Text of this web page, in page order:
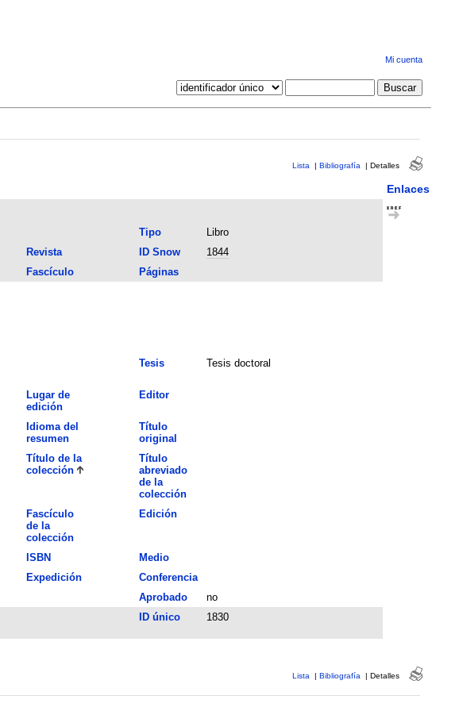
Mi cuenta
Lista | Bibliografía | Detalles
Enlaces
Tipo
Libro
Revista ID Snow
1844
Fascículo
Páginas
Tesis Tesis doctoral
Lugar de
edición
Editor
Idioma del
resumen
Título
original
Título de la
colección
Título
abreviado
de la
colección
Fascículo
de la
colección
Edición
ISBN
Medio
Expedición
Conferencia
Aprobado
no
ID único 1830
Lista | Bibliografía | Detalles